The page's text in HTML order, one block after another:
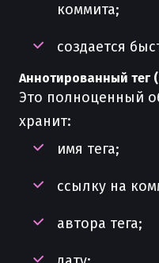
коммита;
создается
Аннотированный тег
Это полноценный
хранит:
имя тега;
ссылку на
автора тега;